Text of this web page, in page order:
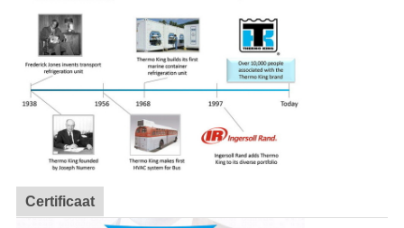
Certificaat